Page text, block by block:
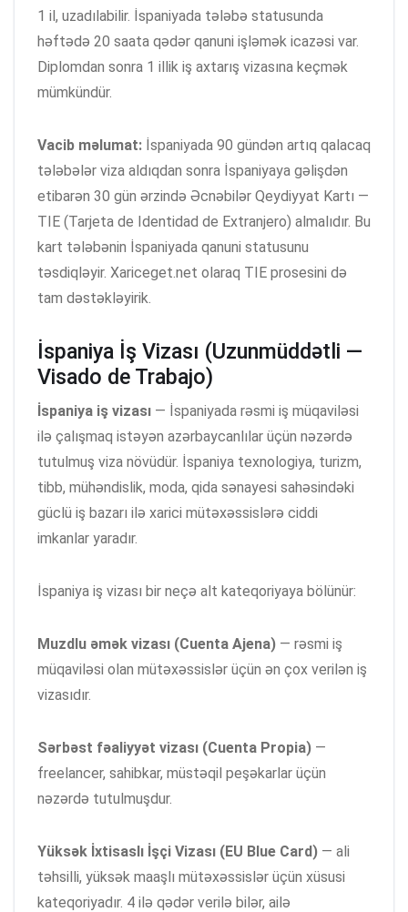
1 il, uzadılabilir. İspaniyada tələbə statusunda
həftədə 20 saata qədər qanuni işləmək icazəsi var.
Diplomdan sonra 1 illik iş axtarış vizasına keçmək
mümkündür.
Vacib məlumat: İspaniyada 90 gündən artıq qalacaq
tələbələr viza aldıqdan sonra İspaniyaya gəlişdən
etibarən 30 gün ərzində Əcnəbilər Qeydiyyat Kartı —
TIE (Tarjeta de Identidad de Extranjero) almalıdır. Bu
kart tələbənin İspaniyada qanuni statusunu
təsdiqləyir. Xariceget.net olaraq TIE prosesini də
tam dəstəkləyirik.
İspaniya İş Vizası (Uzunmüddətli —
Visado de Trabajo)
İspaniya iş vizası — İspaniyada rəsmi iş müqaviləsi
ilə çalışmaq istəyən azərbaycanlılar üçün nəzərdə
tutulmuş viza növüdür. İspaniya texnologiya, turizm,
tibb, mühəndislik, moda, qida sənayesi sahəsindəki
güclü iş bazarı ilə xarici mütəxəssislərə ciddi
imkanlar yaradır.
İspaniya iş vizası bir neçə alt kateqoriyaya bölünür:
Muzdlu əmək vizası (Cuenta Ajena) — rəsmi iş
müqaviləsi olan mütəxəssislər üçün ən çox verilən iş
vizasıdır.
Sərbəst fəaliyyət vizası (Cuenta Propia) —
freelancer, sahibkar, müstəqil peşəkarlar üçün
nəzərdə tutulmuşdur.
Yüksək İxtisaslı İşçi Vizası (EU Blue Card) — ali
təhsilli, yüksək maaşlı mütəxəssislər üçün xüsusi
kateqoriyadır. 4 ilə qədər verilə bilər, ailə